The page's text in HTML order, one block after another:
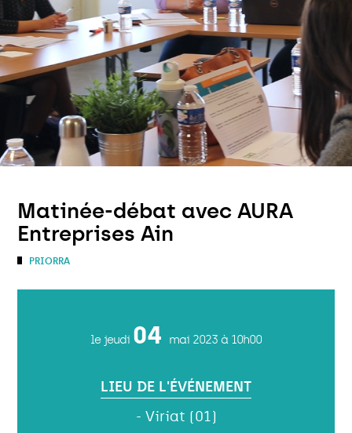
Matinée-débat avec AURA
Entreprises Ain
PRIORRA
le jeudi 04 mai 2023 à 10h00
LIEU DE L'ÉVÉNEMENT
- Viriat (01)